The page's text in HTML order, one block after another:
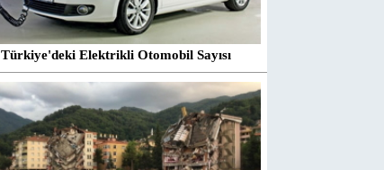
Türkiye'deki Elektrikli Otomobil Sayısı